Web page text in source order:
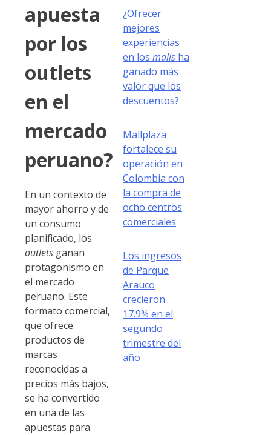
apuesta
por los
outlets
en el
mercado
peruano?
En un contexto de
mayor ahorro y de
un consumo
planificado, los
outlets ganan
protagonismo en
el mercado
peruano. Este
formato comercial,
que ofrece
productos de
marcas
reconocidas a
precios más bajos,
se ha convertido
en una de las
apuestas para
¿Ofrecer
mejores
experiencias
en los malls ha
ganado más
valor que los
descuentos?
Mallplaza
fortalece su
operación en
Colombia con
la compra de
ocho centros
comerciales
Los ingresos
de Parque
Arauco
crecieron
17.9% en el
segundo
trimestre del
año